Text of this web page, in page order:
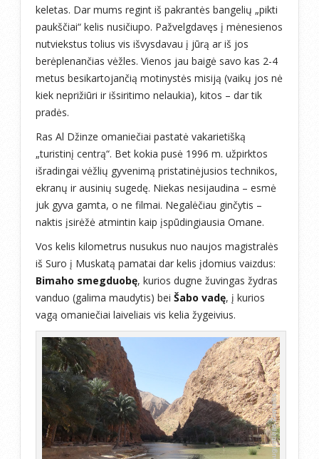
keletas. Dar mums regint iš pakrantės bangelių „pikti
paukščiai“ kelis nusičiupo. Pažvelgdavęs į mėnesienos
nutviekstus tolius vis išvysdavau į jūrą ar iš jos
berėplenančias vėžles. Vienos jau baigė savo kas 2-4
metus besikartojančią motinystės misiją (vaikų jos nė
kiek neprižiūri ir išsiritimo nelaukia), kitos – dar tik
pradės.
Ras Al Džinze omaniečiai pastatė vakarietišką
„turistinį centrą“. Bet kokia pusė 1996 m. užpirktos
išradingai vėžlių gyvenimą pristatinėjusios technikos,
ekranų ir ausinių sugedę. Niekas nesijaudina – esmė
juk gyva gamta, o ne filmai. Negalėčiau ginčytis –
naktis įsirėžė atmintin kaip įspūdingiausia Omane.
Vos kelis kilometrus nusukus nuo naujos magistralės
iš Suro į Muskatą pamatai dar kelis įdomius vaizdus:
Bimaho smegduobę, kurios dugne žuvingas žydras
vanduo (galima maudytis) bei Šabo vadę, į kurios
vagą omaniečiai laiveliais vis kelia žygeivius.